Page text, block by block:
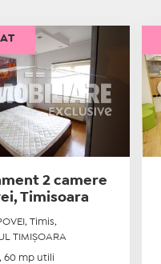
2 camere
Timisoara
Timis,
TIMIŞOARA
60 mp utili